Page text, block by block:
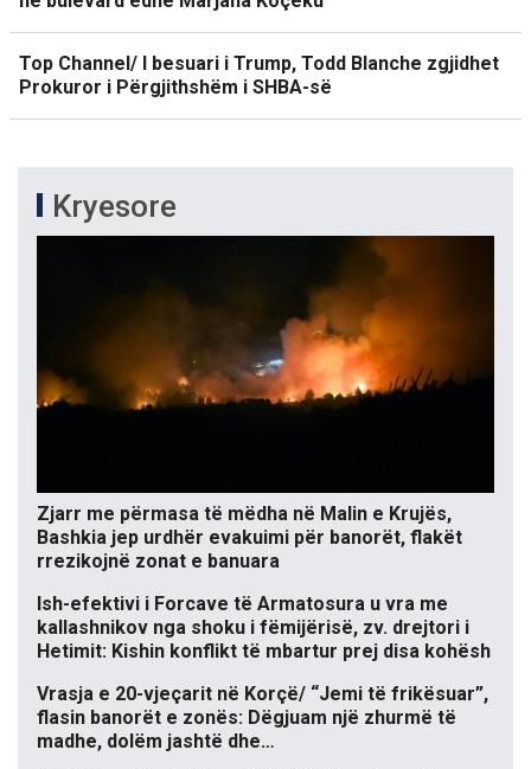
Top Channel/ I besuari i Trump, Todd Blanche zgjidhet
Prokuror i Përgjithshëm i SHBA-së
Kryesore
Zjarr me përmasa të mëdha në Malin e Krujës,
Bashkia jep urdhër evakuimi për banorët, flakët
rrezikojnë zonat e banuara
Ish-efektivi i Forcave të Armatosura u vra me
kallashnikov nga shoku i fëmijërisë, zv. drejtori i
Hetimit: Kishin konflikt të mbartur prej disa kohësh
Vrasja e 20-vjeçarit në Korçë/ “Jemi të frikësuar”,
flasin banorët e zonës: Dëgjuam një zhurmë të
madhe, dolëm jashtë dhe…